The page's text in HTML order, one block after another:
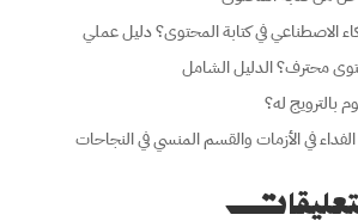
الاصطناعي في كتابة المحتوى؟ دليل عملي
محترف؟ الدليل الشامل
بالترويج له؟
في الأزمات والقسم المنسي في النجاحات